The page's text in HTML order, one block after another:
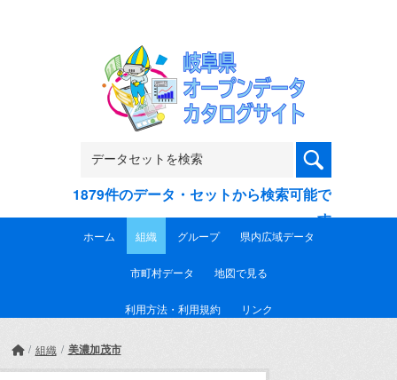
1879件のデータ・セットから検索可能で
す
ホーム 組織 グループ 県内広域データ
市町村データ 地図で見る
利用方法・利用規約 リンク
組織 美濃加茂市